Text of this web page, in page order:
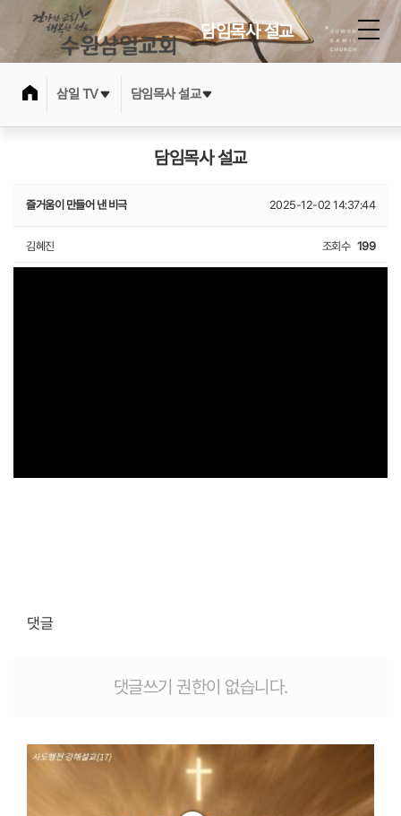
담임목사 설교
삼일 TV 담임목사 설교
담임목사 설교
즐거움이 만들어 낸 비극 2025-12-02 14:37:44
김혜진 조회수 199
댓글
댓글쓰기 권한이 없습니다.